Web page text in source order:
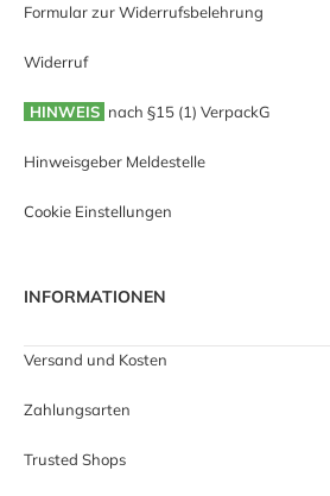
Formular zur Widerrufsbelehrung
Widerruf
HINWEIS nach §15 (1) VerpackG
Hinweisgeber Meldestelle
Cookie Einstellungen
INFORMATIONEN
Versand und Kosten
Zahlungsarten
Trusted Shops